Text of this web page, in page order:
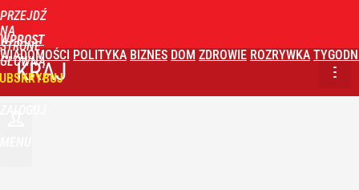
PRZEJDŹ
NA
STRONĘ
GŁÓWNĄ
WPROST
WIADOMOŚCI POLITYKA BIZNES DOM ZDROWIE ROZRYWKA
KRAJ